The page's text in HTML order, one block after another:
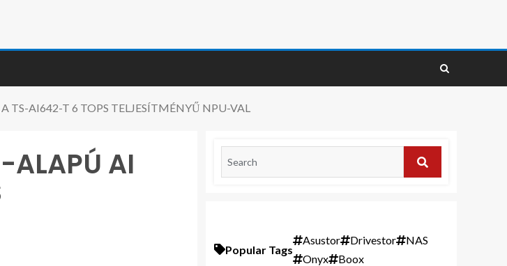
TS-AI642-T 6 TOPS TELJESÍTMÉNYŰ NPU-VAL
ALAPÚ AI
Popular Tags
Asustor Drivestor
NAS
Onyx
Boox